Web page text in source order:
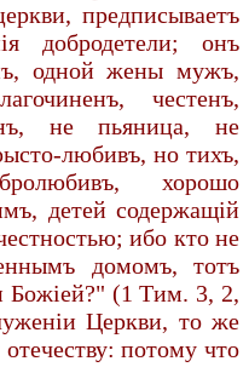
предписываетъ
добродетели; онъ
одной жены мужъ,
честенъ,
не пьяница, не
любивъ, но тихъ,
хорошо
детей содержащiй
ибо кто не
домомъ, тотъ
Божiей?" (1 Тим. 3, 2,
Церкви, то же
потому что